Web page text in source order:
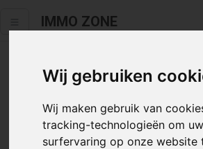
Wij gebruiken
Wij maken gebruik van
tracking-technologieën om uw
surfervaring op onze website
IMMO ZONE
Helaas staat dit
meer
Neem zeker een kijkje in ons aanbod